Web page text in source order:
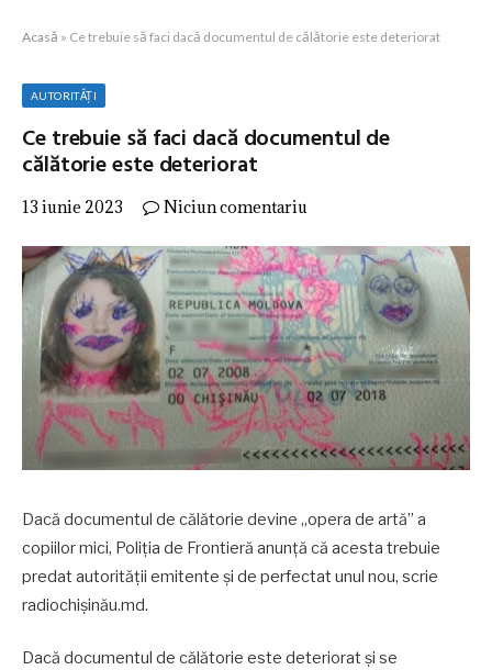
Acasă » Ce trebuie să faci dacă documentul de călătorie este deteriorat
AUTORITĂȚI
Ce trebuie să faci dacă documentul de
călătorie este deteriorat
13 iunie 2023 Niciun comentariu
Dacă documentul de călătorie devine „opera de artă” a
copiilor mici, Poliția de Frontieră anunță că acesta trebuie
predat autorității emitente și de perfectat unul nou, scrie
radiochișinău.md.
Dacă documentul de călătorie este deteriorat și se